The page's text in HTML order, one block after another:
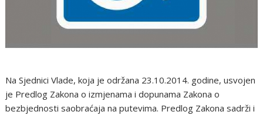
Na Sjednici Vlade, koja je održana 23.10.2014. godine, usvojen
je Predlog Zakona o izmjenama i dopunama Zakona o
bezbjednosti saobraćaja na putevima. Predlog Zakona sadrži i